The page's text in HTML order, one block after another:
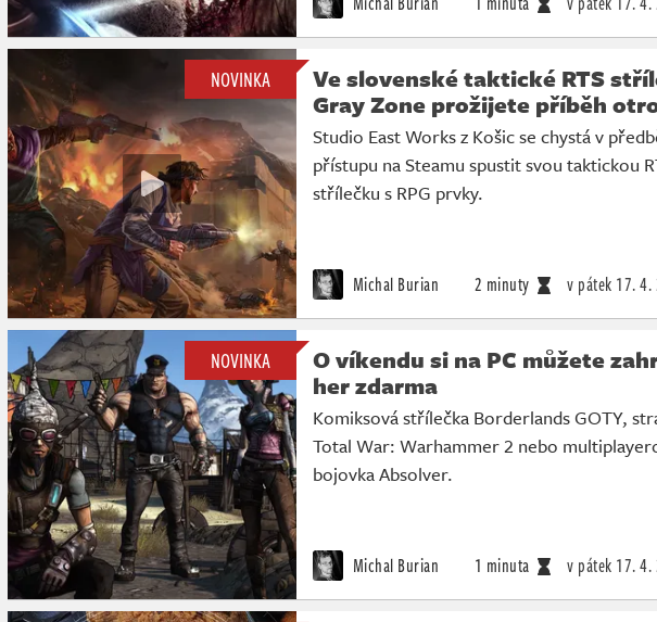
NOVINKA
Ve slovenské taktické RTS
Gray Zone prožijete příběh
Studio East Works z Košic se chystá v
přístupu na Steamu spustit svou taktickou
střílečku s RPG prvky.
Michal Burian 2 minuty v pátek 17. 4.
NOVINKA
O víkendu si na PC můžete
her zdarma
Komiksová střílečka Borderlands GOTY,
Total War: Warhammer 2 nebo
bojovka Absolver.
Michal Burian 1 minuta v pátek 17. 4.